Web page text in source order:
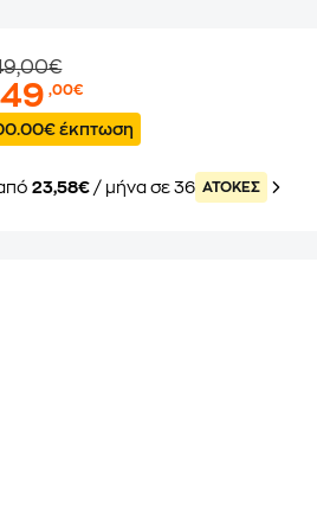
,00€
έκπτωση
23,58€ / μήνα σε 36 ATOKEΣ